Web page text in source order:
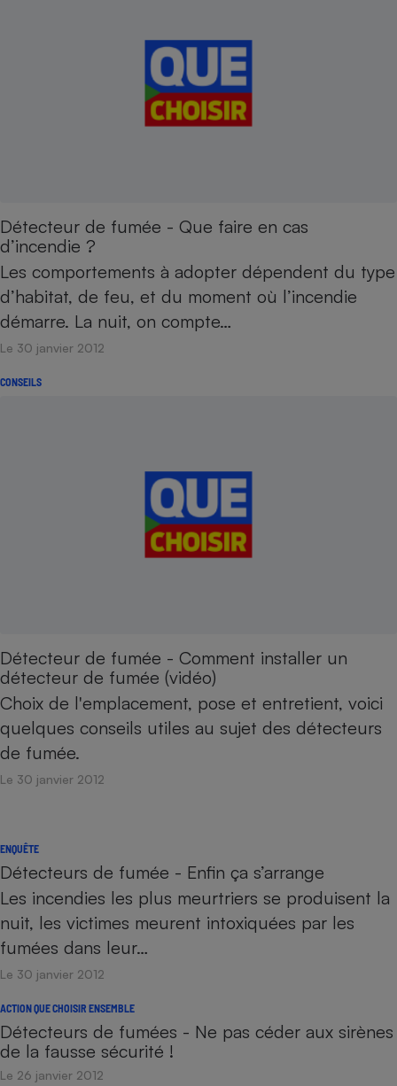
Détecteur de fumée - Que faire en cas
d’incendie ?
Les comportements à adopter dépendent du type
d’habitat, de feu, et du moment où l’incendie
démarre. La nuit, on compte…
Le 30 janvier 2012
CONSEILS
Détecteur de fumée - Comment installer un
détecteur de fumée (vidéo)
Choix de l'emplacement, pose et entretient, voici
quelques conseils utiles au sujet des détecteurs
de fumée.
Le 30 janvier 2012
ENQUÊTE
Détecteurs de fumée - Enfin ça s’arrange
Les incendies les plus meurtriers se produisent la
nuit, les victimes meurent intoxiquées par les
fumées dans leur…
Le 30 janvier 2012
ACTION QUE CHOISIR ENSEMBLE
Détecteurs de fumées - Ne pas céder aux sirènes
de la fausse sécurité !
Le 26 janvier 2012